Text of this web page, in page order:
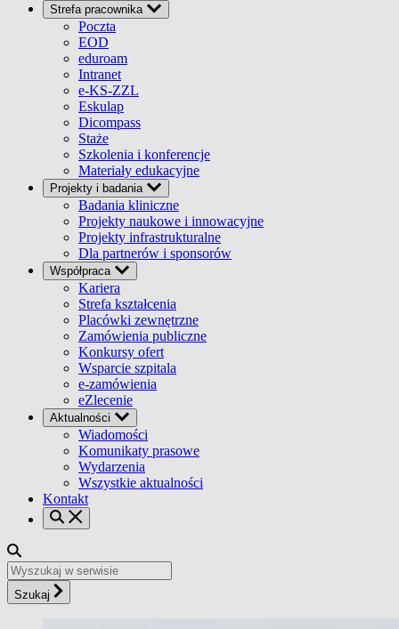
Strefa pracownika
Poczta
EOD
eduroam
Intranet
e-KS-ZZL
Eskulap
Dicompass
Staże
Szkolenia i konferencje
Materiały edukacyjne
Projekty i badania
Badania kliniczne
Projekty naukowe i innowacyjne
Projekty infrastrukturalne
Dla partnerów i sponsorów
Współpraca
Kariera
Strefa kształcenia
Placówki zewnętrzne
Zamówienia publiczne
Konkursy ofert
Wsparcie szpitala
e-zamówienia
eZlecenie
Aktualności
Wiadomości
Komunikaty prasowe
Wydarzenia
Wszystkie aktualności
Kontakt
Szukaj